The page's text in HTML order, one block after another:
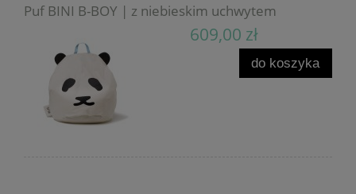
Puf BINI B-BOY | z niebieskim uchwytem
609,00 zł
do koszyka